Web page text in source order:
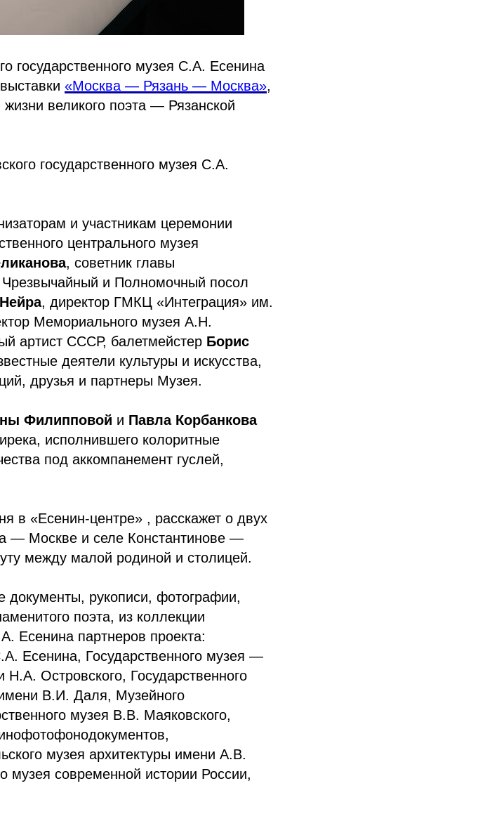
государственного музея С.А. Есенина
«Москва — Рязань — Москва»,
великого поэта — Рязанской
государственного музея С.А.
и участникам церемонии
центрального музея
, советник главы
и Полномочный посол
, директор ГМКЦ «Интеграция» им.
Мемориального музея А.Н.
артист СССР, балетмейстер Борис
деятели культуры и искусства,
друзья и партнеры Музея.
Филипповой и Павла Корбанкова
исполнившего колоритные
под аккомпанемент гуслей,
в «Есенин-центре» , расскажет о двух
— Москве и селе Константинове —
между малой родиной и столицей.
документы, рукописи, фотографии,
поэта, из коллекции
Есенина партнеров проекта:
Есенина, Государственного музея —
Н.А. Островского, Государственного
В.И. Даля, Музейного
музея В.В. Маяковского,
музея архитектуры имени А.В.
музея современной истории России,